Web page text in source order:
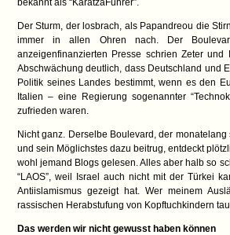
bekannt als “KaratzaFührer”.
Der Sturm, der losbrach, als Papandreou die
immer in allen Ohren nach. Der
anzeigenfinanzierten Presse schrien Zeter
Abschwächung deutlich, dass Deutschland und
Politik seines Landes bestimmt, wenn es den
Italien – eine Regierung sogenannter
zufrieden waren.
Nicht ganz. Derselbe Boulevard, der
und sein Möglichstes dazu beitrug, entdeckt
wohl jemand Blogs gelesen. Alles aber halb so
“LAOS”, weil Israel auch nicht mit der Türkei
Antiislamismus gezeigt hat. Wer meinem
rassischen Herabstufung von Kopftuchkindern
Das werden wir nicht gewusst haben können